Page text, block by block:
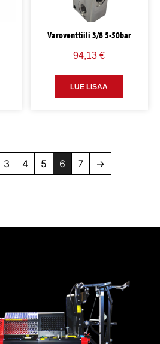
Varoventtiili 3/8 5-50bar
94,13€
LUE LISÄÄ
3 4 5 6 7 →